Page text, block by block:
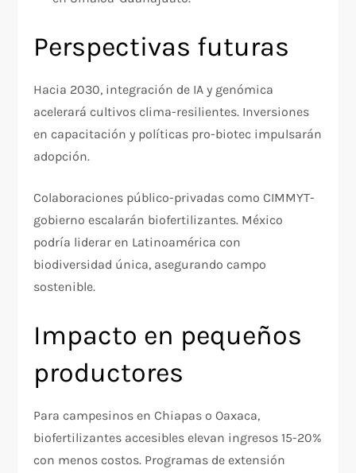
Perspectivas futuras
Hacia 2030, integración de IA y genómica
acelerará cultivos clima-resilientes. Inversiones
en capacitación y políticas pro-biotec impulsarán
adopción.
Colaboraciones público-privadas como CIMMYT-
gobierno escalarán biofertilizantes. México
podría liderar en Latinoamérica con
biodiversidad única, asegurando campo
sostenible.
Impacto en pequeños
productores
Para campesinos en Chiapas o Oaxaca,
biofertilizantes accesibles elevan ingresos 15-20%
con menos costos. Programas de extensión